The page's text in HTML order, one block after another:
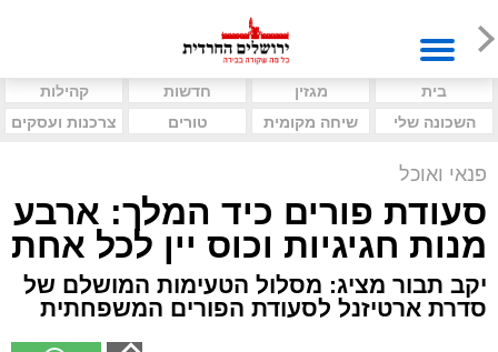
בית מגזין חדשות
קהילות
השכונה שלי
שיחה מקומית טורים צרכנות ועסקים
פנאי ואוכל
סעודת פורים כיד המלך: ארבע
מנות חגיגיות וכוס יין לכל אחת
יקב תבור מציג: מסלול הטעימות המושלם של
סדרת ארטיזנל לסעודת הפורים המשפחתית